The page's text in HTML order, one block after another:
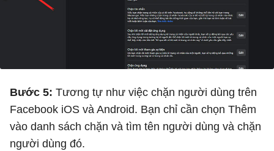
Bước 5: Tương tự như việc chặn người dùng trên
Facebook iOS và Android. Bạn chỉ cần chọn Thêm
vào danh sách chặn và tìm tên người dùng và chặn
người dùng đó.